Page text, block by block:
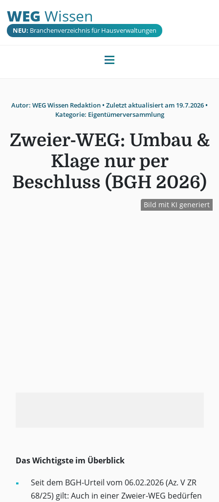
WEG Wissen
NEU: Branchenverzeichnis für Hausverwaltungen
Autor: WEG Wissen Redaktion• Zuletzt aktualisiert am 19.7.2026•
Kategorie: Eigentümerversammlung
Zweier-WEG: Umbau &
Klage nur per
Beschluss (BGH 2026)
Bild mit KI generiert
Das Wichtigste im Überblick
Seit dem BGH-Urteil vom 06.02.2026 (Az. V ZR
68/25) gilt: Auch in einer Zweier-WEG bedürfen